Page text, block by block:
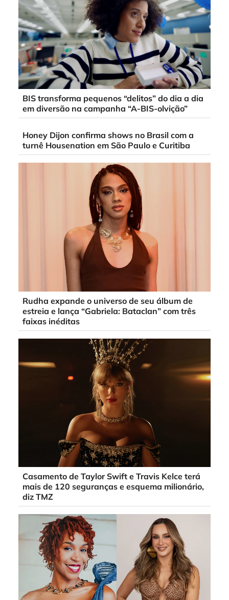
BIS transforma pequenos “delitos” do dia a dia
em diversão na campanha “A-BIS-olvição”
Honey Dijon confirma shows no Brasil com a
turnê Housenation em São Paulo e Curitiba
Rudha expande o universo de seu álbum de
estreia e lança “Gabriela: Bataclan” com três
faixas inéditas
Casamento de Taylor Swift e Travis Kelce terá
mais de 120 seguranças e esquema milionário,
diz TMZ